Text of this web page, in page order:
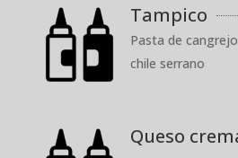
Tampico
Pasta de
chile serrano
Queso